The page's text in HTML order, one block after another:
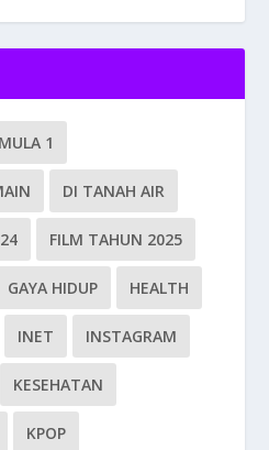
1
DI TANAH AIR
FILM TAHUN 2025
GAYA HIDUP HEALTH
INET INSTAGRAM
KESEHATAN
KPOP